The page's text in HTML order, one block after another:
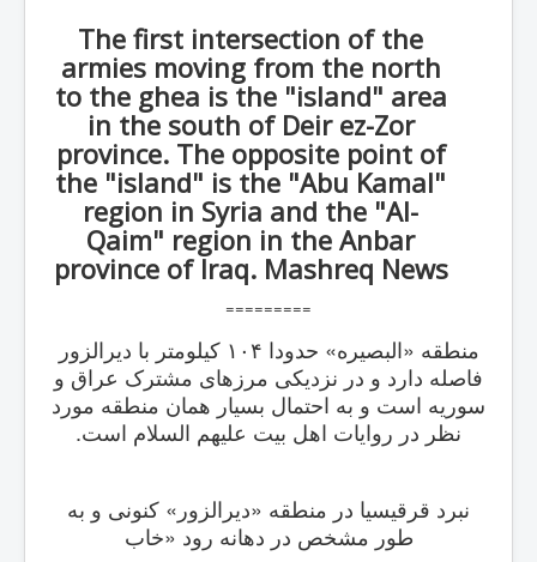
The first intersection of the
armies moving from the north
to the ghea is the "island" area
in the south of Deir ez-Zor
province. The opposite point of
the "island" is the "Abu Kamal"
region in Syria and the "Al-
Qaim" region in the Anbar
province of Iraq. Mashreq News
=========
منطقه «البصیره» حدودا ۱۰۴ کیلومتر با دیرالزور
فاصله دارد و در نزدیکی مرزهای مشترک عراق و
سوریه است و به احتمال بسیار همان منطقه مورد
نظر در روایات اهل بیت علیهم السلام است.
نبرد قرقیسیا در منطقه «دیرالزور» کنونی و به
طور مشخص در دهانه رود «خاب